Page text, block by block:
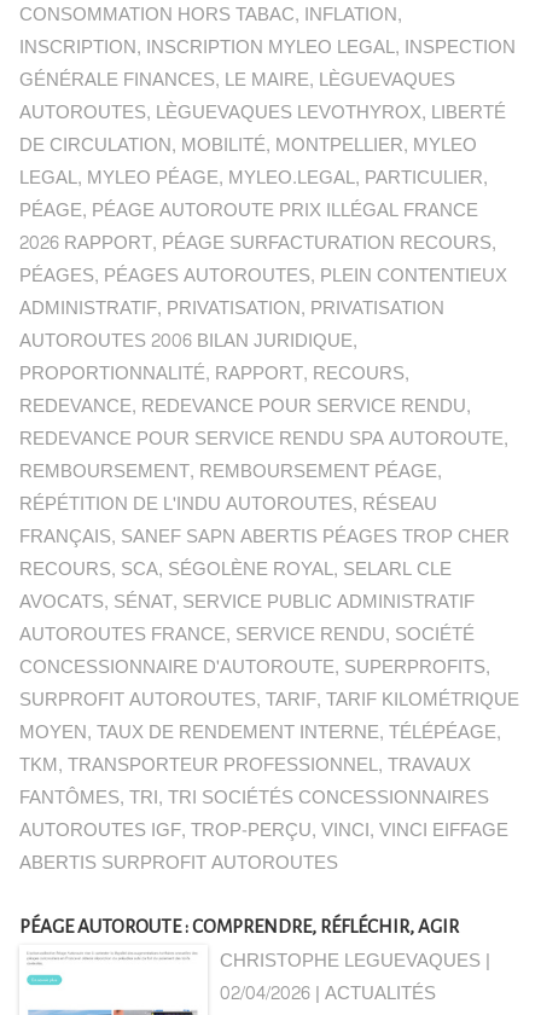
CONSOMMATION HORS TABAC, INFLATION,
INSCRIPTION, INSCRIPTION MYLEO LEGAL, INSPECTION
GÉNÉRALE FINANCES, LE MAIRE, LÈGUEVAQUES
AUTOROUTES, LÈGUEVAQUES LEVOTHYROX, LIBERTÉ
DE CIRCULATION, MOBILITÉ, MONTPELLIER, MYLEO
LEGAL, MYLEO PÉAGE, MYLEO.LEGAL, PARTICULIER,
PÉAGE, PÉAGE AUTOROUTE PRIX ILLÉGAL FRANCE
2026 RAPPORT, PÉAGE SURFACTURATION RECOURS,
PÉAGES, PÉAGES AUTOROUTES, PLEIN CONTENTIEUX
ADMINISTRATIF, PRIVATISATION, PRIVATISATION
AUTOROUTES 2006 BILAN JURIDIQUE,
PROPORTIONNALITÉ, RAPPORT, RECOURS,
REDEVANCE, REDEVANCE POUR SERVICE RENDU,
REDEVANCE POUR SERVICE RENDU SPA AUTOROUTE,
REMBOURSEMENT, REMBOURSEMENT PÉAGE,
RÉPÉTITION DE L'INDU AUTOROUTES, RÉSEAU
FRANÇAIS, SANEF SAPN ABERTIS PÉAGES TROP CHER
RECOURS, SCA, SÉGOLÈNE ROYAL, SELARL CLE
AVOCATS, SÉNAT, SERVICE PUBLIC ADMINISTRATIF
AUTOROUTES FRANCE, SERVICE RENDU, SOCIÉTÉ
CONCESSIONNAIRE D'AUTOROUTE, SUPERPROFITS,
SURPROFIT AUTOROUTES,TARIF,TARIF KILOMÉTRIQUE
MOYEN,TAUX DE RENDEMENT INTERNE,TÉLÉPÉAGE,
TKM,TRANSPORTEUR PROFESSIONNEL,TRAVAUX
FANTÔMES,TRI,TRI SOCIÉTÉS CONCESSIONNAIRES
AUTOROUTES IGF,TROP-PERÇU,VINCI,VINCI EIFFAGE
ABERTIS SURPROFIT AUTOROUTES
PÉAGE AUTOROUTE : COMPRENDRE, RÉFLÉCHIR, AGIR
CHRISTOPHE LEGUEVAQUES |
02/04/2026|ACTUALITÉS